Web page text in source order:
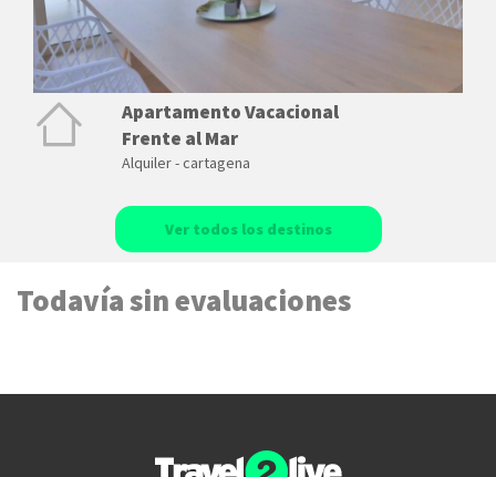
Apartamento Vacacional
Frente al Mar
Alquiler - cartagena
Ver todos los destinos
Todavía sin evaluaciones